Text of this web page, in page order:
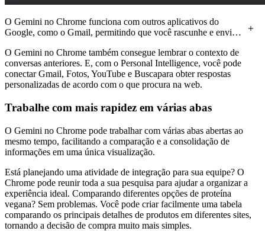
O Gemini no Chrome funciona com outros aplicativos do
Google, como o Gmail, permitindo que você rascunhe e envie
O Gemini no Chrome também consegue lembrar o contexto de
conversas anteriores. E, com o Personal Intelligence, você pode
conectar Gmail, Fotos, YouTube e Buscapara obter respostas
personalizadas de acordo com o que procura na web.
Trabalhe com mais rapidez em várias abas
O Gemini no Chrome pode trabalhar com várias abas abertas ao
mesmo tempo, facilitando a comparação e a consolidação de
informações em uma única visualização.
Está planejando uma atividade de integração para sua equipe? O
Chrome pode reunir toda a sua pesquisa para ajudar a organizar a
experiência ideal. Comparando diferentes opções de proteína
vegana? Sem problemas. Você pode criar facilmente uma tabela
comparando os principais detalhes de produtos em diferentes sites,
tornando a decisão de compra muito mais simples.